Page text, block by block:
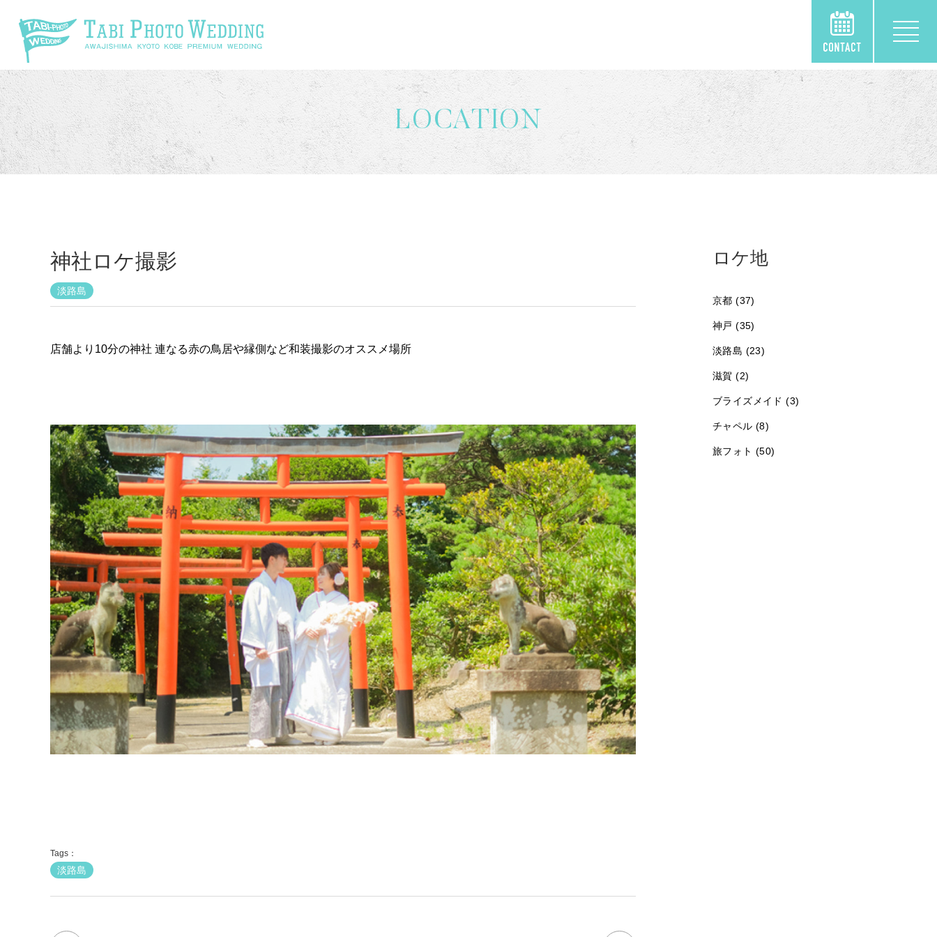
LOCATION
神社ロケ撮影
淡路島
店舗より10分の神社 連なる赤の鳥居や縁側など和装撮影のオススメ場所
Tags：
淡路島
ロケ地
京都 (37)
神戸 (35)
淡路島 (23)
滋賀 (2)
ブライズメイド (3)
チャペル (8)
旅フォト (50)